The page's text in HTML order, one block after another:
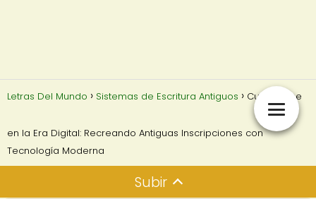
Letras Del Mundo Sistemas de Escritura Antiguos Cuneiforme
en la Era Digital: Recreando Antiguas Inscripciones con
Tecnología Moderna
Subir